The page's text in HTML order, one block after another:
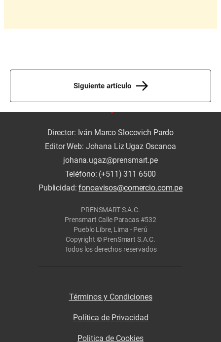
Siguiente artículo
Director: Iván Marco Slocovich Pardo
Editor Web: Johana Liz Ugaz Oscanoa
johana.ugaz@prensmart.pe
Teléfono: (+511) 311 6500
Publicidad:fonoavisos@comercio.com.pe
PRENSMART S.A.C.
Prensmart Calle Paracas #532
Pueblo Libre, Lima - Perú
Copyright © PrenSmart S.A.C.
Todos los derechos reservados
Términos y Condiciones
Política de Privacidad
Politica de Cookies